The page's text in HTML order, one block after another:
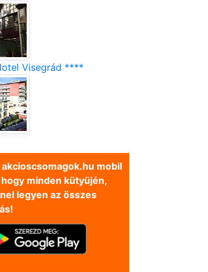
Visegrád ****
mobil
minden kütyüjén,
legyen az összes